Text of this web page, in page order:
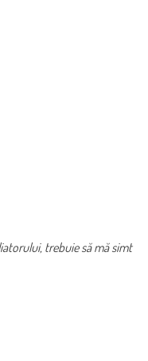
trebuie să mă simt